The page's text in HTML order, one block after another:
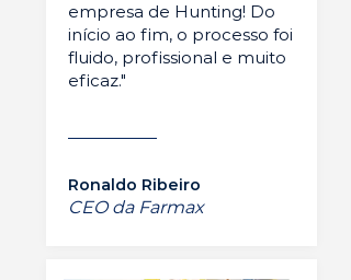
empresa de Hunting! Do
início ao fim, o processo foi
fluido, profissional e muito
eficaz."
Ronaldo Ribeiro
CEO da Farmax